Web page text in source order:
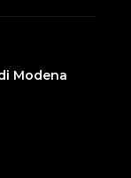
Modena